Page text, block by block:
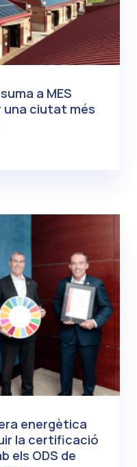
a MES
una ciutat més
energètica
la certificació
els ODS de